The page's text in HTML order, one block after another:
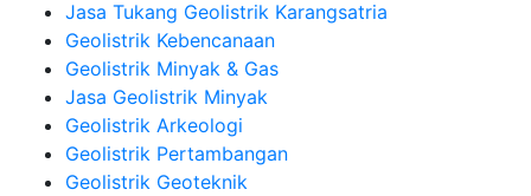
Jasa Tukang Geolistrik Karangsatria
Geolistrik Kebencanaan
Geolistrik Minyak & Gas
Jasa Geolistrik Minyak
Geolistrik Arkeologi
Geolistrik Pertambangan
Geolistrik Geoteknik